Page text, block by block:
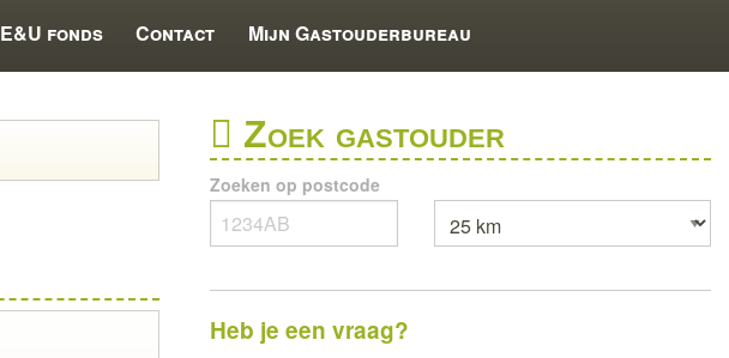
E&U fonds Contact Mijn Gastouderbureau
Zoek gastouder
Zoeken op postcode
Heb je een vraag?